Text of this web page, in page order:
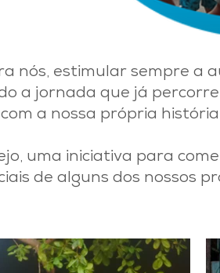
nós, estimular sempre a
a jornada que já
a nossa própria
uma iniciativa para
de alguns dos nossos